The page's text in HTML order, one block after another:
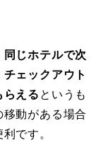
同じホテルで次
ェックアウト
らえる というも
動がある場合
です。